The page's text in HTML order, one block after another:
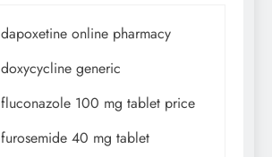
dapoxetine online pharmacy
doxycycline generic
fluconazole 100 mg tablet price
furosemide 40 mg tablet